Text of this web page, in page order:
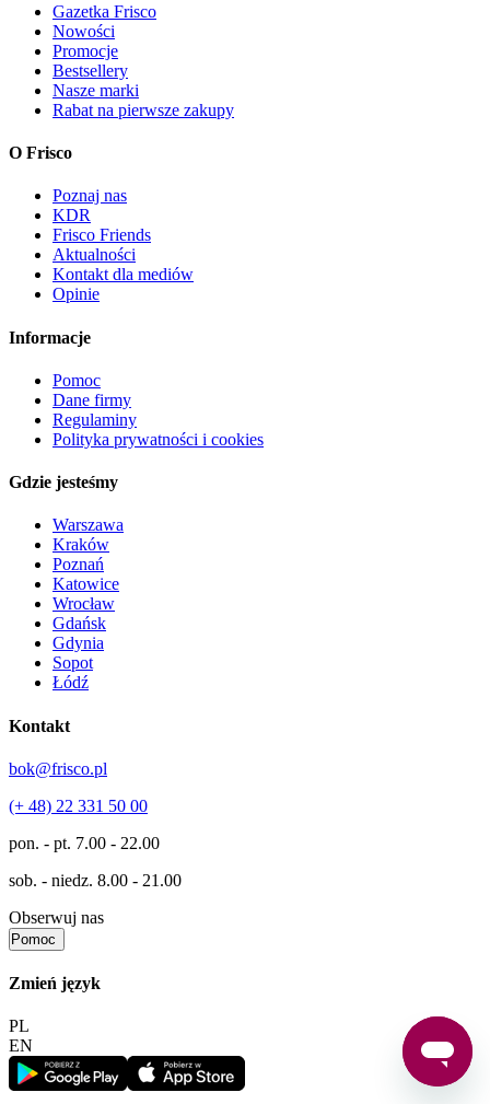
Gazetka Frisco
Nowości
Promocje
Bestsellery
Nasze marki
Rabat na pierwsze zakupy
O Frisco
Poznaj nas
KDR
Frisco Friends
Aktualności
Kontakt dla mediów
Opinie
Informacje
Pomoc
Dane firmy
Regulaminy
Polityka prywatności i cookies
Gdzie jesteśmy
Warszawa
Kraków
Poznań
Katowice
Wrocław
Gdańsk
Gdynia
Sopot
Łódź
Kontakt
bok@frisco.pl
(+ 48) 22 331 50 00
pon. - pt. 7.00 - 22.00
sob. - niedz. 8.00 - 21.00
Obserwuj nas
Pomoc
Zmień język
PL
EN